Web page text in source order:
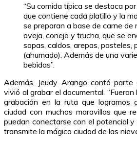
“Su comida típica se destaca
que contiene cada platillo y la
se preparan a base de carne de
oveja, conejo y trucha, que se
sopas, caldos, arepas, pasteles,
(ahumado). Además de una
bebidas”.
Además, Jeudy Arango contó parte
vivió al grabar el documental.
grabación en la ruta que logramos
ciudad con muchas maravillas que
puedan conectarse con el potencial y
transmite la mágica ciudad de las